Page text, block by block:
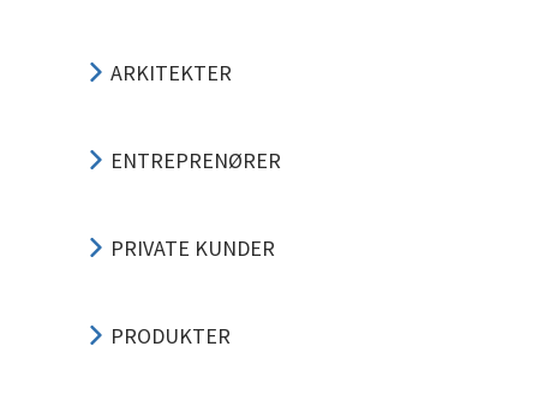
ARKITEKTER
ENTREPRENØRER
PRIVATE KUNDER
PRODUKTER